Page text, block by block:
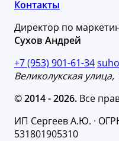
Контакты
Директор по
Сухов Андрей
+7 (953) 901-61-34
Великолукская
© 2014 - 2026. Все
ИП Сергеев А.Ю. ·
531801905310